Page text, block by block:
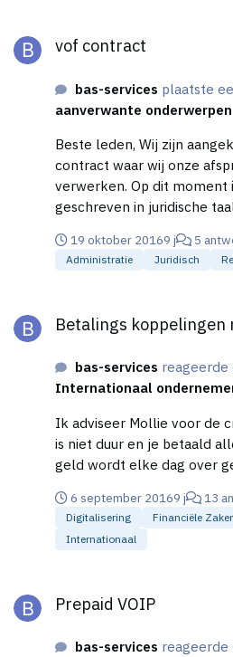
ik de boekhouding in Excel
dit omdat de inkoopfactuur
bedrijfskosten betreffen.
de regels van de Belastingdienst. Ik kan
een boekhouder
begin zelfstandig regelen. Zou iemand mij kunnen
uitleggen hoe
precies in zijn werk gaat? Bij voorbaat dank! Bas-
Services
vof contract
bas-services plaatste
aanverwante onderwerpen
Beste leden, Wij zijn aangekomen bij het vof
contract waar wij onze
verwerken. Op dit moment is dit contract niet
geschreven in juridische taal. Ik neem aan dat
wordt er geacht dat het
19 oktober 20169 j 5
Administratie Juridisch
Betalings koppelingen
bas-services reageerde
Internationaal
Ik adviseer Mollie voor de
is niet duur en je betaald
geld wordt elke dag over
6 september 20169 j 13
Digitalisering Financiële
Internationaal
Prepaid VOIP
bas-services reageerde